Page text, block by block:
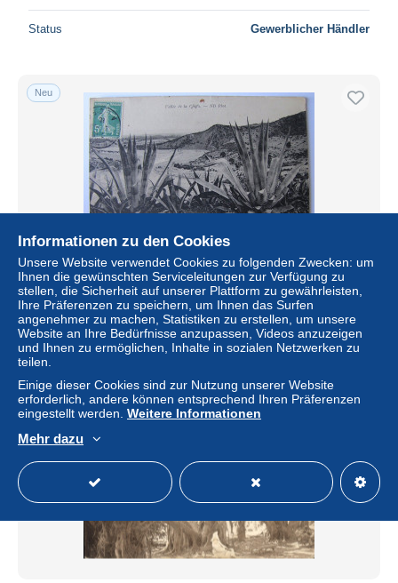
Status Gewerblicher Händler
Neu
ALGERIE - CHIFFA - La Vallée
± 0,58 $
Status Privatperson
Neu
Informationen zu den Cookies
Unsere Website verwendet Cookies zu folgenden Zwecken: um
Ihnen die gewünschten Serviceleitungen zur Verfügung zu
stellen, die Sicherheit auf unserer Plattform zu gewährleisten,
Ihre Präferenzen zu speichern, um Ihnen das Surfen
angenehmer zu machen, Statistiken zu erstellen, um unsere
Website an Ihre Bedürfnisse anzupassen, Videos anzuzeigen
und Ihnen zu ermöglichen, Inhalte in sozialen Netzwerken zu
teilen.
Einige dieser Cookies sind zur Nutzung unserer Website
erforderlich, andere können entsprechend Ihren Präferenzen
eingestellt werden. Weitere Informationen
Mehr dazu